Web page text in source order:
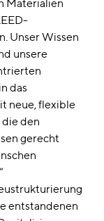
Materialien
Unser Wissen
unsere
das
neue, flexible
den
gerecht
entstandenen